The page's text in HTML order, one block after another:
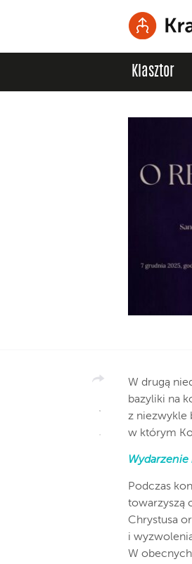
Klasztor
W drugą
bazyliki na
z niezwykle
w którym
Podczas
towarzyszą
Chrystusa
i
W